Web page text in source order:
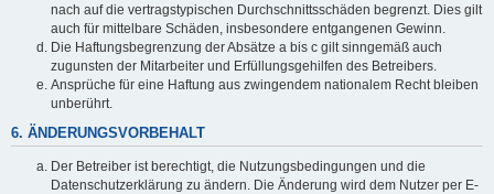
nach auf die vertragstypischen Durchschnittsschäden begrenzt. Dies gilt
auch für mittelbare Schäden, insbesondere entgangenen Gewinn.
Die Haftungsbegrenzung der Absätze a bis c gilt sinngemäß auch
zugunsten der Mitarbeiter und Erfüllungsgehilfen des Betreibers.
Ansprüche für eine Haftung aus zwingendem nationalem Recht bleiben
unberührt.
6. ÄNDERUNGSVORBEHALT
Der Betreiber ist berechtigt, die Nutzungsbedingungen und die
Datenschutzerklärung zu ändern. Die Änderung wird dem Nutzer per E-